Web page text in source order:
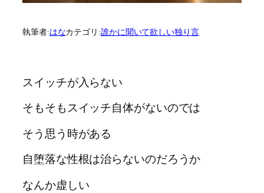
執筆者:はなカテゴリ:誰かに聞いて欲しい独り言
スイッチが入らない
そもそもスイッチ自体がないのでは
そう思う時がある
自堕落な性根は治らないのだろうか
なんか虚しい